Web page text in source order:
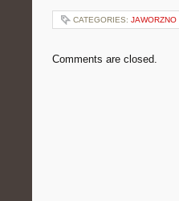
CATEGORIES: JAWORZNO
Comments are closed.